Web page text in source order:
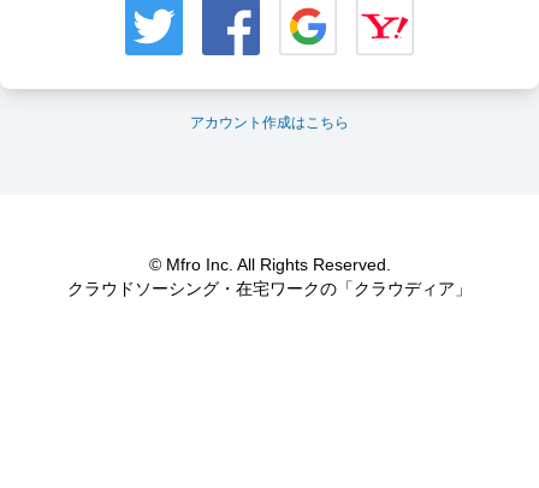
アカウント作成はこちら
© Mfro Inc. All Rights Reserved.
クラウドソーシング・在宅ワークの「クラウディア」